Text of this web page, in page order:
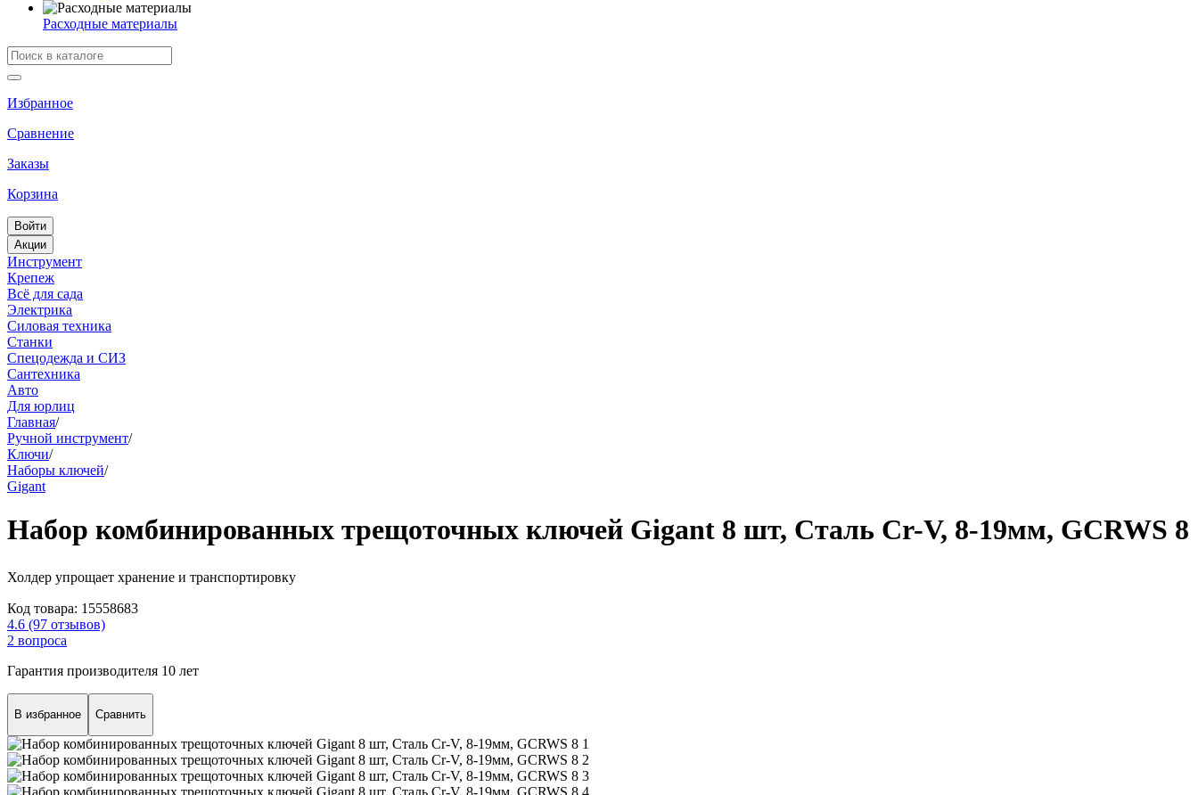
Расходные материалы
Избранное
Сравнение
Заказы
Корзина
Войти
Акции
Инструмент
Крепеж
Всё для сада
Электрика
Силовая техника
Станки
Спецодежда и СИЗ
Сантехника
Авто
Для юрлиц
Главная/
Ручной инструмент/
Ключи/
Наборы ключей/
Gigant
Набор комбинированных трещоточных ключей Gigant 8 шт, Сталь Cr-V, 8-19мм, GCRWS 8
Холдер упрощает хранение и транспортировку
Код товара: 15558683
4.6 (97 отзывов)
2 вопроса
Гарантия производителя 10 лет
В избранное Сравнить